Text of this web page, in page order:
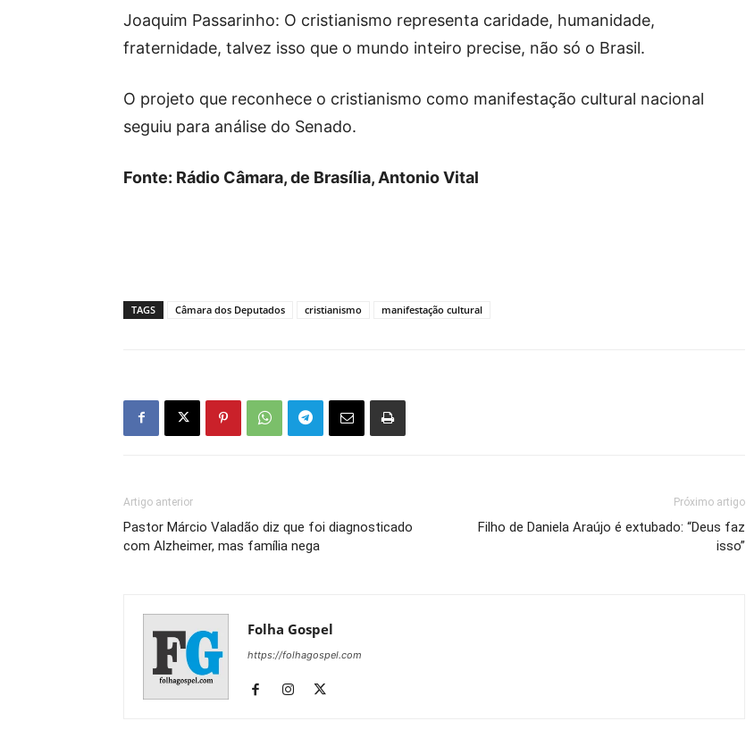
Joaquim Passarinho: O cristianismo representa caridade, humanidade,
fraternidade, talvez isso que o mundo inteiro precise, não só o Brasil.
O projeto que reconhece o cristianismo como manifestação cultural nacional
seguiu para análise do Senado.
Fonte: Rádio Câmara, de Brasília, Antonio Vital
TAGS Câmara dos Deputados cristianismo manifestação cultural
Artigo anterior
Pastor Márcio Valadão diz que foi diagnosticado
com Alzheimer, mas família nega
Próximo artigo
Filho de Daniela Araújo é extubado: “Deus faz
isso”
Folha Gospel
https://folhagospel.com